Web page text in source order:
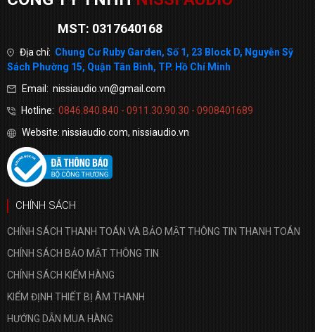
MST: 0317640168
Địa chỉ: Chung Cư Ruby Garden, Số 1, 23 Block D, Nguyễn Sỹ
Sách Phường 15, Quận Tân Bình, TP. Hồ Chí Minh
Email: nissiaudio.vn@gmail.com
Hotline: 0846.840.840 - 0911.30.90.30 - 0908401689
Website: nissiaudio.com, nissiaudio.vn
CHÍNH SÁCH
CHÍNH SÁCH THANH TOÁN VÀ BẢO MẬT THÔNG TIN THANH TOÁN
CHÍNH SÁCH BẢO MẬT THÔNG TIN
CHÍNH SÁCH KIỂM HÀNG
KIỂM ĐỊNH THIẾT BỊ ÂM THANH
HƯỚNG DẪN MUA HÀNG